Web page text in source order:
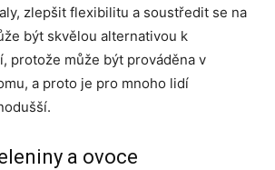
zlepšit flexibilitu a soustředit se na
být skvělou alternativou k
protože může být prováděna v
a proto je pro mnoho lidí
a ovoce